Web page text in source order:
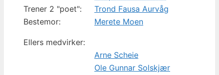
Trener 2 "poet":
Trond Fausa Aurvåg
Bestemor:
Merete Moen
Ellers medvirker:
Arne Scheie
Ole Gunnar Solskjær